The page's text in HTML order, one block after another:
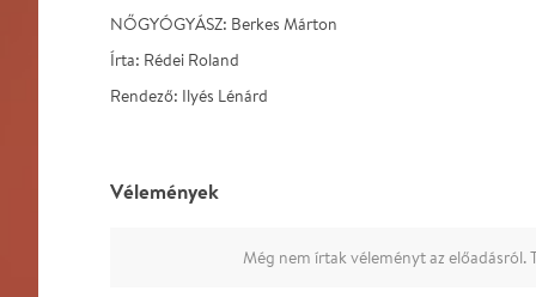
NŐGYÓGYÁSZ: Berkes Márton
Írta: Rédei Roland
Rendező: Ilyés Lénárd
Vélemények
Még nem írtak véleményt az előadásról.